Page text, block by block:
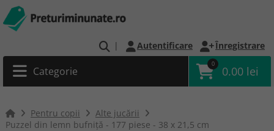
| Autentificare Înregistrare
Categorie
0
0.00 lei
Pentru copii
Alte jucării
Puzzel din lemn bufniță - 177 piese - 38 x 21,5 cm